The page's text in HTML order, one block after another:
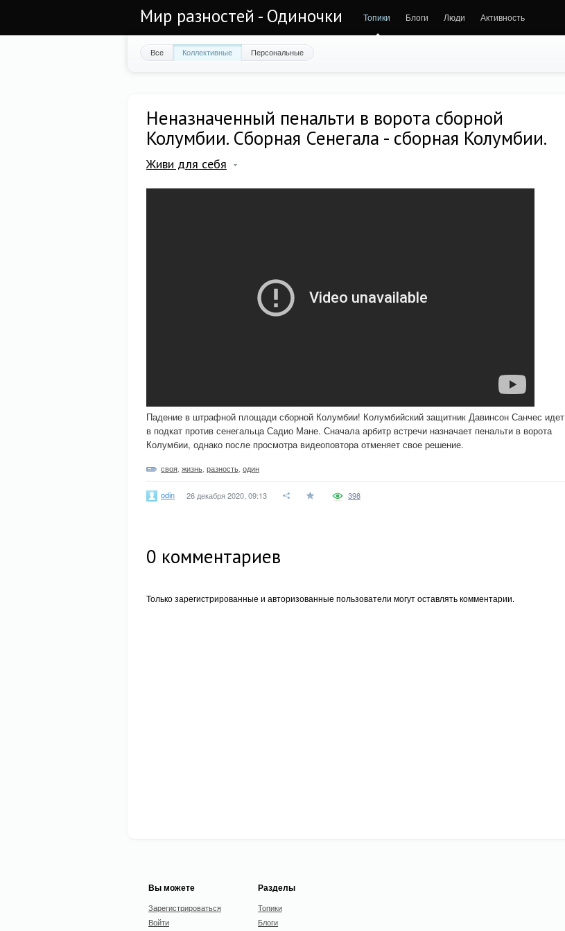
Мир разностей - Одиночки Топики Блоги Люди Активность
Все Коллективные Персональные
Неназначенный пенальти в ворота сборной
Колумбии. Сборная Сенегала - сборная Колумбии.
Живи для себя
Падение в штрафной площади сборной Колумбии! Колумбийский защитник Давинсон Санчес идет
в подкат против сенегальца Садио Мане. Сначала арбитр встречи назначает пенальти в ворота
Колумбии, однако после просмотра видеоповтора отменяет свое решение.
своя жизнь разность один
odin 26 декабря 2020, 09:13 398
0 комментариев
Только зарегистрированные и авторизованные пользователи могут оставлять комментарии.
Вы можете
Зарегистрироваться
Войти
Разделы
Топики
Блоги